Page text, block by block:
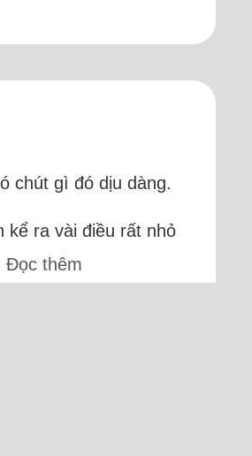
chút gì đó dịu dàng.
kể ra vài điều rất nhỏ
Đọc thêm